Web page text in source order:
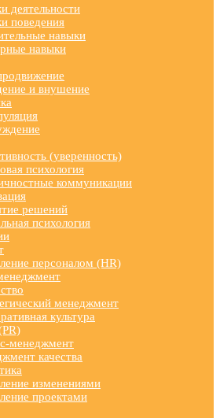
деятельности
поведения
навыки
навыки
и внушение
(уверенность)
психология
коммуникации
решений
психология
персоналом (HR)
менеджмент
культура
менеджмент
качества
изменениями
проектами